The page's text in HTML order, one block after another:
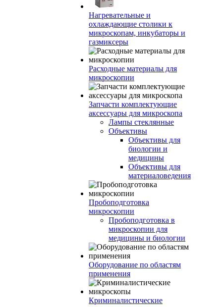
Нагревательные и
охлаждающие столики к
микроскопам, инкубаторы и
газмиксеры
Расходные материалы для
микроскопии
Запчасти комплектующие
аксессуары для микроскопа
Лампы стеклянные
Объективы
Объективы для
биологии и
медицины
Объективы для
материаловедения
Пробоподготовка
микроскопии
Пробоподготовка в
микроскопии для
медицины и биологии
Оборудование по областям
применения
Криминалистические